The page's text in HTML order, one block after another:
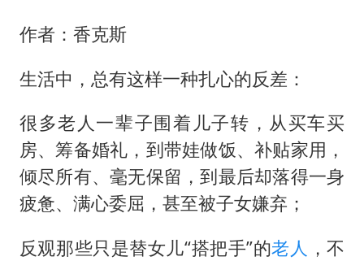
实时追踪台风白海豚
浙江台州《告全体市民书》
女主硬加吻戏短剧已下架
浙江一9岁男孩被海浪卷走仍在搜救中
网传《披荆斩棘2026》名单
作者：香克斯
生活中，总有这样一种扎心的反差：
很多老人一辈子围着儿子转，从买车买
房、筹备婚礼，到带娃做饭、补贴家用，
倾尽所有、毫无保留，到最后却落得一身
疲惫、满心委屈，甚至被子女嫌弃；
反观那些只是替女儿“搭把手”的老人 ，不